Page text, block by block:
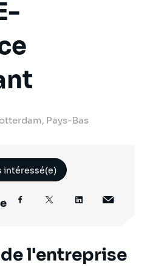
Pays-Bas
intéressé(e)
l'entreprise